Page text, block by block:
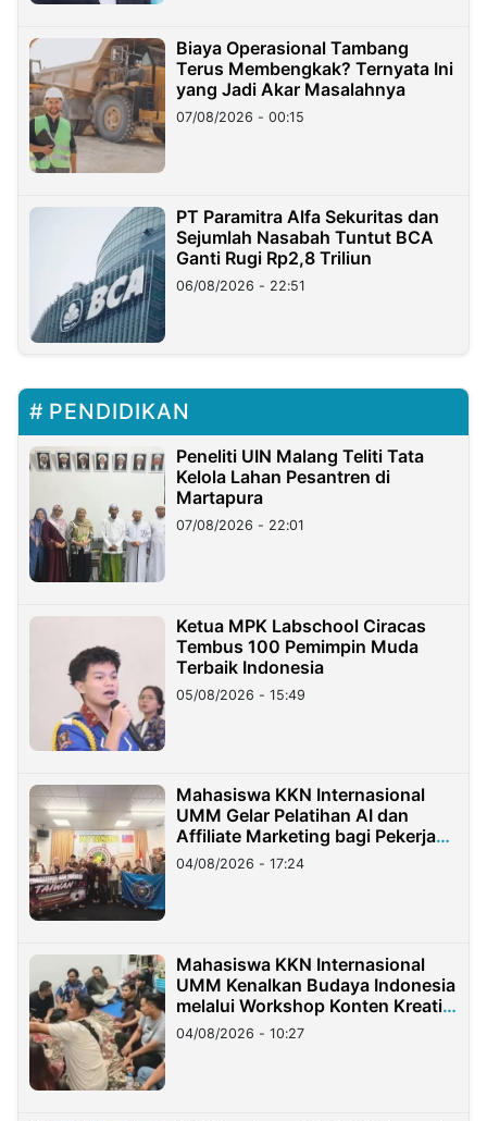
Biaya Operasional Tambang
Terus Membengkak? Ternyata Ini
yang Jadi Akar Masalahnya
07/08/2026 - 00:15
PT Paramitra Alfa Sekuritas dan
Sejumlah Nasabah Tuntut BCA
Ganti Rugi Rp2,8 Triliun
06/08/2026 - 22:51
PENDIDIKAN
Peneliti UIN Malang Teliti Tata
Kelola Lahan Pesantren di
Martapura
07/08/2026 - 22:01
Ketua MPK Labschool Ciracas
Tembus 100 Pemimpin Muda
Terbaik Indonesia
05/08/2026 - 15:49
Mahasiswa KKN Internasional
UMM Gelar Pelatihan AI dan
Affiliate Marketing bagi Pekerja
Migran Indonesia di Taiwan
04/08/2026 - 17:24
Mahasiswa KKN Internasional
UMM Kenalkan Budaya Indonesia
melalui Workshop Konten Kreatif
di Taiwan
04/08/2026 - 10:27